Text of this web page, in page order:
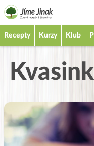
Recepty Kurzy Klub